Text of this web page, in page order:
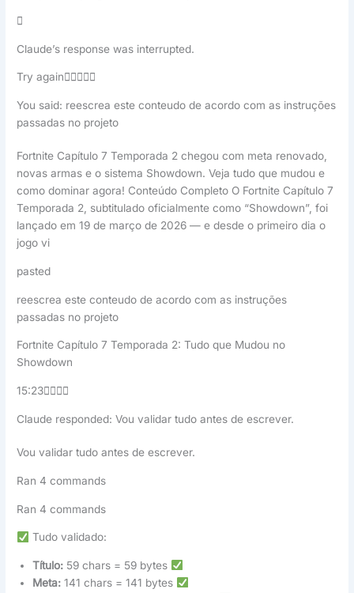

Claude’s response was interrupted.
Try again
You said: reescrea este conteudo de acordo com as instruções
passadas no projeto
Fortnite Capítulo 7 Temporada 2 chegou com meta renovado,
novas armas e o sistema Showdown. Veja tudo que mudou e
como dominar agora! Conteúdo Completo O Fortnite Capítulo 7
Temporada 2, subtitulado oficialmente como “Showdown”, foi
lançado em 19 de março de 2026 — e desde o primeiro dia o
jogo vi
pasted
reescrea este conteudo de acordo com as instruções
passadas no projeto
Fortnite Capítulo 7 Temporada 2: Tudo que Mudou no
Showdown
15:23
Claude responded: Vou validar tudo antes de escrever.
Vou validar tudo antes de escrever.
Ran 4 commands
Ran 4 commands
Tudo validado:
Título: 59 chars = 59 bytes
Meta: 141 chars = 141 bytes